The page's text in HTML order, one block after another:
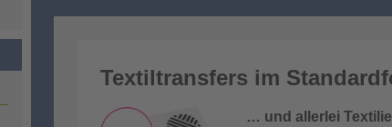
Textiltransfers im
… und allerlei